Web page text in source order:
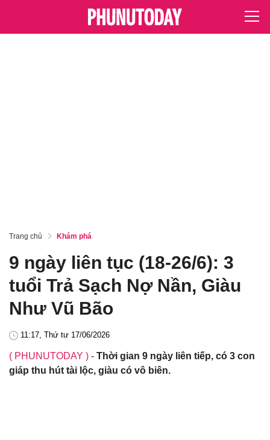
Trang chủ Khám phá
9 ngày liên tục (18-26/6): 3
tuổi Trả Sạch Nợ Nần, Giàu
Như Vũ Bão
11:17, Thứ tư 17/06/2026
( PHUNUTODAY ) - Thời gian 9 ngày liên tiếp, có 3 con
giáp thu hút tài lộc, giàu có vô biên.